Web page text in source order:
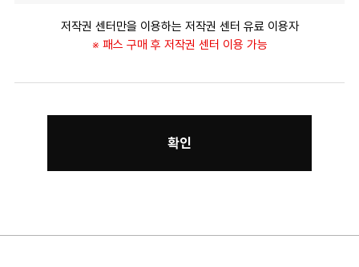
저작권 센터만을 이용하는 저작권 센터 유료 이용자
※ 패스 구매 후 저작권 센터 이용 가능